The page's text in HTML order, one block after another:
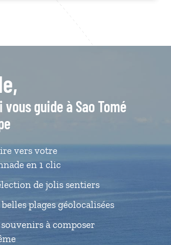
guide à Sao Tomé
vers votre
en 1 clic
de jolis sentiers
plages géolocalisées
à composer